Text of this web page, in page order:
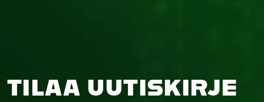
TILAA UUTISKIRJE